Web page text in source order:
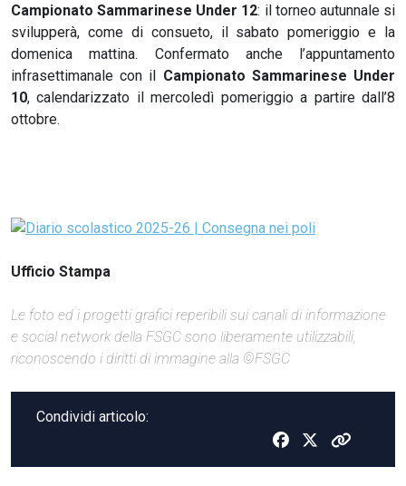
Campionato Sammarinese Under 12: il torneo autunnale si
svilupperà, come di consueto, il sabato pomeriggio e la
domenica mattina. Confermato anche l’appuntamento
infrasettimanale con il Campionato Sammarinese Under
10, calendarizzato il mercoledì pomeriggio a partire dall’8
ottobre.
Ufficio Stampa
Le foto ed i progetti grafici reperibili sui canali di informazione
e social network della FSGC sono liberamente utilizzabili,
riconoscendo i diritti di immagine alla ©FSGC
Condividi articolo: